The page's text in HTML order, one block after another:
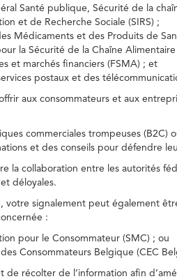
Santé publique, Sécurité de la
et de Recherche Sociale (SIRS) ;
Médicaments et des Produits de
la Sécurité de la Chaîne Alimentaire
et marchés financiers (FSMA) ; et
postaux et des
aux consommateurs et aux
commerciales trompeuses (B2C)
et des conseils pour défendre
la collaboration entre les autorités
déloyales.
votre signalement peut également
:
pour le Consommateur (SMC) ; ou
Consommateurs Belgique (CEC
de récolter de l’information afin